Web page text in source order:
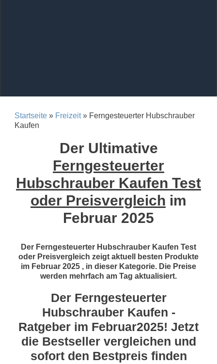
Startseite » Freizeit» Ferngesteuerter Hubschrauber
Kaufen
Der Ultimative
Ferngesteuerter
Hubschrauber Kaufen Test
oder Preisvergleich im
Februar 2025
Der Ferngesteuerter Hubschrauber Kaufen Test
oder Preisvergleich zeigt aktuell besten Produkte
im Februar 2025 , in dieser Kategorie. Die Preise
werden mehrfach am Tag aktualisiert.
Der Ferngesteuerter
Hubschrauber Kaufen -
Ratgeber im Februar2025! Jetzt
die Bestseller vergleichen und
sofort den Bestpreis finden